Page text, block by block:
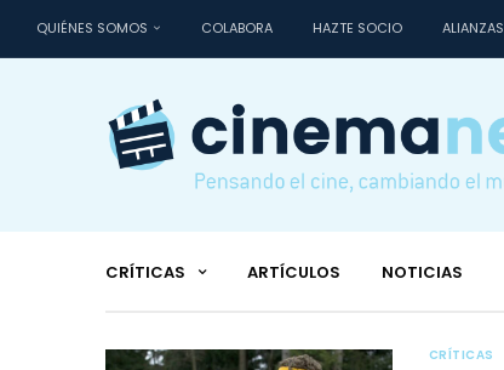
QUIÉNES SOMOS COLABORA HAZTE SOCIO ALIANZAS
CRÍTICAS ARTÍCULOS NOTICIAS
CRÍTICAS